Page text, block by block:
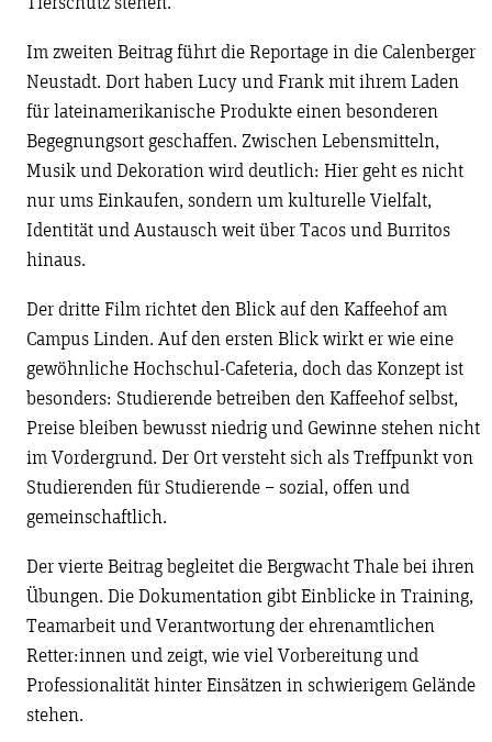
Im zweiten Beitrag führt die Reportage in die Calenberger
Neustadt. Dort haben Lucy und Frank mit ihrem Laden
für lateinamerikanische Produkte einen besonderen
Begegnungsort geschaffen. Zwischen Lebensmitteln,
Musik und Dekoration wird deutlich: Hier geht es nicht
nur ums Einkaufen, sondern um kulturelle Vielfalt,
Identität und Austausch weit über Tacos und Burritos
hinaus.
Der dritte Film richtet den Blick auf den Kaffeehof am
Campus Linden. Auf den ersten Blick wirkt er wie eine
gewöhnliche Hochschul-Cafeteria, doch das Konzept ist
besonders: Studierende betreiben den Kaffeehof selbst,
Preise bleiben bewusst niedrig und Gewinne stehen nicht
im Vordergrund. Der Ort versteht sich als Treffpunkt von
Studierenden für Studierende – sozial, offen und
gemeinschaftlich.
Der vierte Beitrag begleitet die Bergwacht Thale bei ihren
Übungen. Die Dokumentation gibt Einblicke in Training,
Teamarbeit und Verantwortung der ehrenamtlichen
Retter:innen und zeigt, wie viel Vorbereitung und
Professionalität hinter Einsätzen in schwierigem Gelände
stehen.